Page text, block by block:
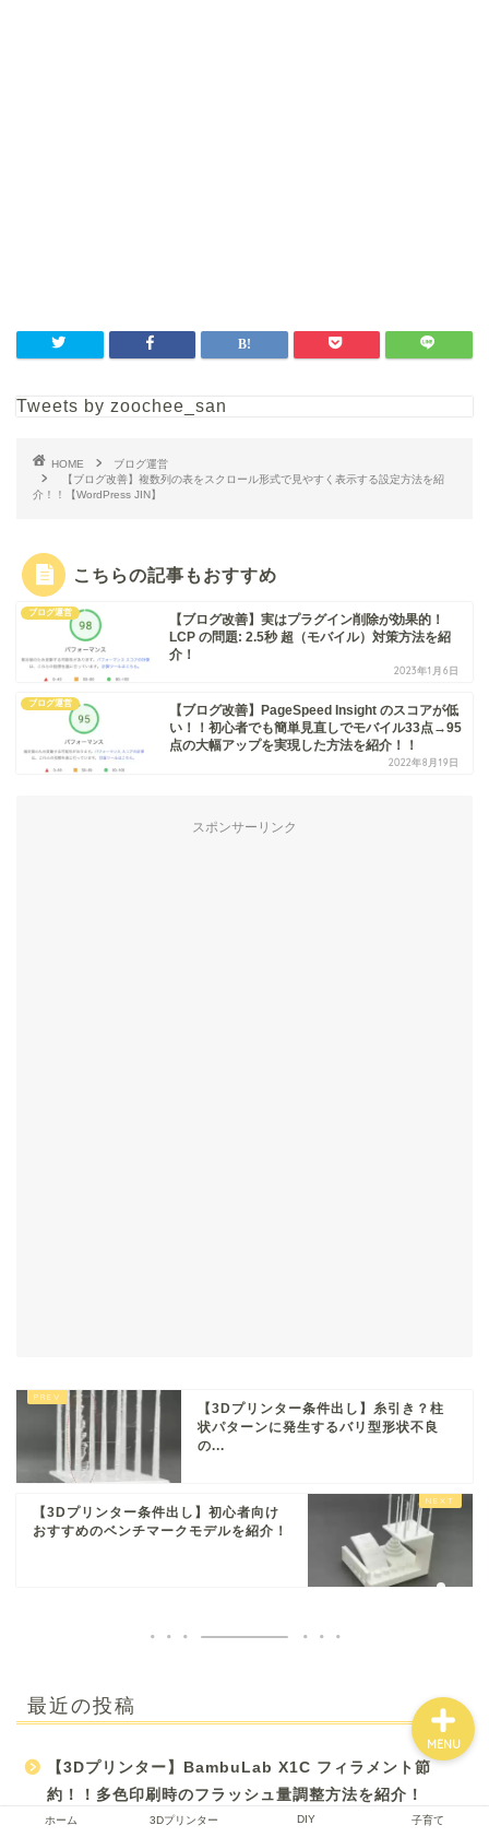
Tweets by zoochee_san
HOME
ブログ運営
【ブログ改善】複数列の表をスクロール形式で見やすく表示する設定方法を紹
介！！【WordPress JIN】
こちらの記事もおすすめ
ブログ運営
【ブログ改善】実はプラグイン削除が効果的！
LCP の問題: 2.5秒 超（モバイル）対策方法を紹
介！
2023年1月6日
ブログ運営
【ブログ改善】PageSpeed Insight のスコアが低
い！！初心者でも簡単見直しでモバイル33点→95
点の大幅アップを実現した方法を紹介！！
2022年8月19日
スポンサーリンク
【3Dプリンター条件出し】糸引き？柱
状パターンに発生するバリ型形状不良
の...
【3Dプリンター条件出し】初心者向け
おすすめのベンチマークモデルを紹介！
最近の投稿
【3Dプリンター】BambuLab X1C フィラメント節
約！！多色印刷時のフラッシュ量調整方法を紹介！
ホーム 3Dプリンター DIY 子育て
MENU
ホーム
3Dプリンター
DIY